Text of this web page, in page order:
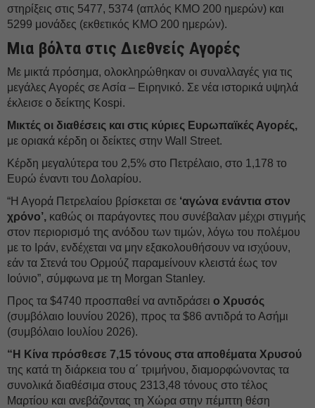
στηρίξεις στις 5477, 5374 (απλός ΚΜΟ 200 ημερών) και
5299 μονάδες (εκθετικός ΚΜΟ 200 ημερών).
Μια βόλτα στις Διεθνείς Αγορές
Με μικτά πρόσημα, ολοκληρώθηκαν οι συναλλαγές για τις
μεγάλες Αγορές σε Ασία – Ειρηνικό. Σε νέα ιστορικά υψηλά
έκλεισε ο δείκτης Kospi.
Μικτές οι διαθέσεις και στις κύριες Ευρωπαϊκές Αγορές,
με οριακά κέρδη οι δείκτες στην Wall Street.
Κέρδη μεγαλύτερα του 2,5% στο Πετρέλαιο, στο 1,178 το
Ευρώ έναντι του Δολαρίου.
“Η Αγορά Πετρελαίου βρίσκεται σε ‘αγώνα ενάντια στον
χρόνο’, καθώς οι παράγοντες που συνέβαλαν μέχρι στιγμής
στον περιορισμό της ανόδου των τιμών, λόγω του πολέμου
με το Ιράν, ενδέχεται να μην εξακολουθήσουν να ισχύουν,
εάν τα Στενά του Ορμούζ παραμείνουν κλειστά έως τον
Ιούνιο”, σύμφωνα με τη Morgan Stanley.
Προς τα $4740 προσπαθεί να αντιδράσει ο Χρυσός
(συμβόλαιο Ιουνίου 2026), προς τα $86 αντιδρά το Ασήμι
(συμβόλαιο Ιουλίου 2026).
“Η Κίνα πρόσθεσε 7,15 τόνους στα αποθέματα Χρυσού
της κατά τη διάρκεια του α΄ τριμήνου, διαμορφώνοντας τα
συνολικά διαθέσιμα στους 2313,48 τόνους στο τέλος
Μαρτίου και ανεβάζοντας τη Χώρα στην πέμπτη θέση